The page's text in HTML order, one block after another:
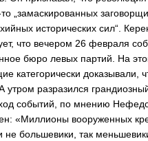
„замаскированных
исторических сил“.
что вечером 26 февраля
бюро левых партий. На
категорически доказывали,
утром разразился
событий, по мнению
«Миллионы вооруженных
не большевики, так